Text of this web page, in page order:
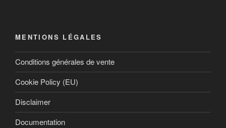
MENTIONS LÉGALES
Conditions générales de vente
Cookie Policy (EU)
Disclaimer
Documentation